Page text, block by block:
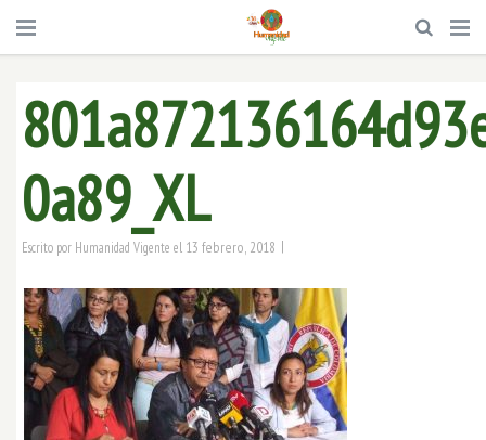
0a89_XL
Escrito por Humanidad Vigente el 13 febrero, 2018 |